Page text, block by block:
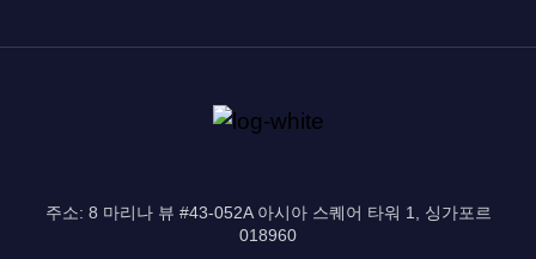
주소: 8 마리나 뷰 #43-052A 아시아 스퀘어 타워 1, 싱가포르
018960